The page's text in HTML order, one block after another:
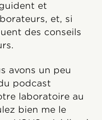
et
et, si
des conseils
avons un peu
podcast
laboratoire au
bien me le